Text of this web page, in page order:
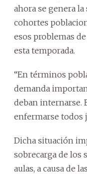
ahora se genera
cohortes
esos problemas
esta temporada.
“En términos
demanda
deban internarse.
enfermarse todos
Dicha situación
sobrecarga de los
aulas, a causa de